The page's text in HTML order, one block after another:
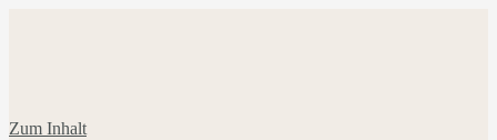
Zum Inhalt